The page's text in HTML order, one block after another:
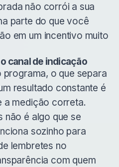
não corrói a sua
parte do que você
em um incentivo muito
canal de indicação
programa, o que separa
resultado constante é
a medição correta.
não é algo que se
sozinho para
lembretes no
com quem